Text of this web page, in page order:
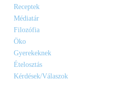
Receptek
Médiatár
Filozófia
Öko
Gyerekeknek
Ételosztás
Kérdések/Válaszok